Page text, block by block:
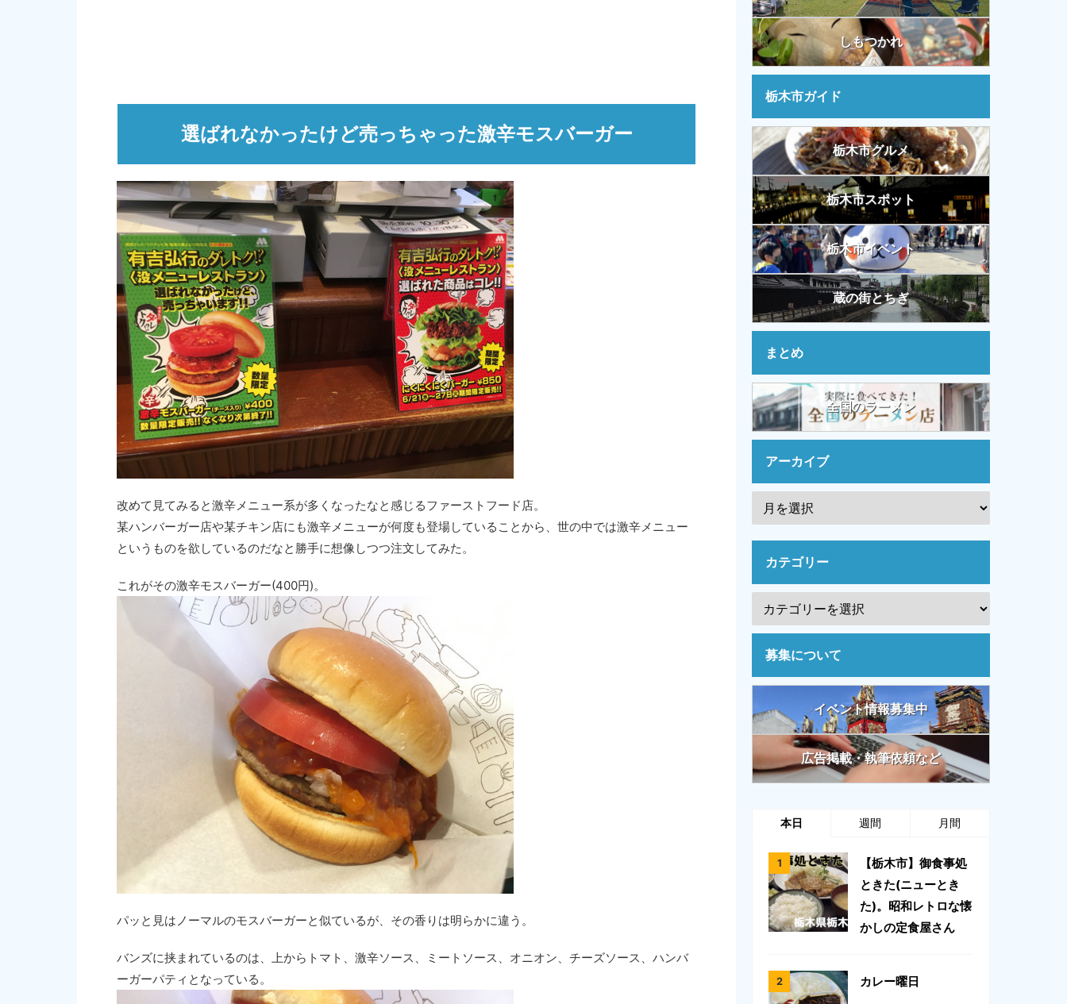
選ばれなかったけど売っちゃった激辛モスバーガー
改めて見てみると激辛メニュー系が多くなったなと感じるファーストフード店。
某ハンバーガー店や某チキン店にも激辛メニューが何度も登場していることから、世の中では激辛メニュー
というものを欲しているのだなと勝手に想像しつつ注文してみた。
これがその激辛モスバーガー(400円)。
パッと見はノーマルのモスバーガーと似ているが、その香りは明らかに違う。
バンズに挟まれているのは、上からトマト、激辛ソース、ミートソース、オニオン、チーズソース、ハンバ
ーガーパティとなっている。
しもつかれ
栃木市ガイド
栃木市グルメ
栃木市スポット
栃木市イベント
蔵の街とちぎ
まとめ
全国のラーメン
アーカイブ
カテゴリー
募集について
イベント情報募集中
広告掲載・執筆依頼など
本日 週間 月間
【栃木市】御食事処
ときた(ニューとき
た)。昭和レトロな懐
かしの定食屋さん
カレー曜日